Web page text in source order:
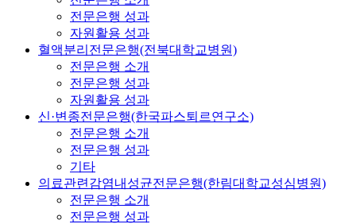
전문은행 성과
자원활용 성과
혈액분리전문은행(전북대학교병원)
전문은행 소개
전문은행 성과
자원활용 성과
신·변종전문은행(한국파스퇴르연구소)
전문은행 소개
전문은행 성과
기타
의료관련감염내성균전문은행(한림대학교성심병원)
전문은행 소개
전문은행 성과